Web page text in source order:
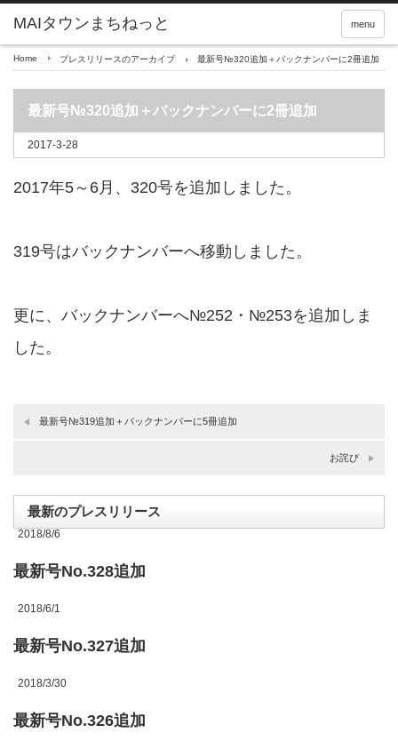
menu
Home プレスリリースのアーカイブ 最新号№320追加＋バックナンバーに2冊追加
最新号№320追加＋バックナンバーに2冊追加
2017-3-28
2017年5～6月、320号を追加しました。
319号はバックナンバーへ移動しました。
更に、バックナンバーへ№252・№253を追加しま
した。
最新号№319追加＋バックナンバーに5冊追加
お詫び
最新のプレスリリース
2018/8/6
最新号No.328追加
2018/6/1
最新号No.327追加
2018/3/30
最新号No.326追加